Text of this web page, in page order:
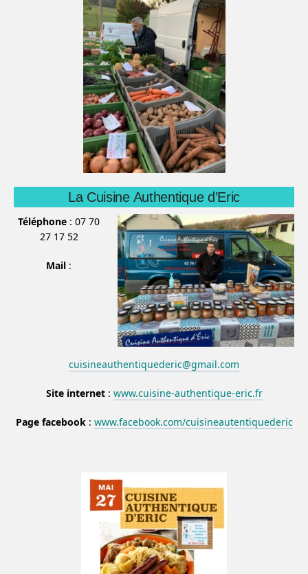
La Cuisine Authentique d’Eric
Téléphone : 07 70
27 17 52
Mail :
cuisineauthentiquederic@gmail.com
Site internet: www.cuisine-authentique-eric.fr
Page facebook: www.facebook.com/cuisineautentiquederic